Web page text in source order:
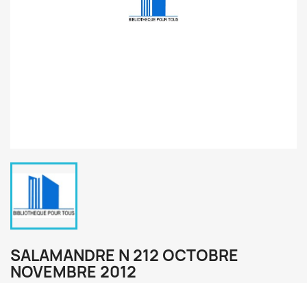
SALAMANDRE N 212 OCTOBRE
NOVEMBRE 2012